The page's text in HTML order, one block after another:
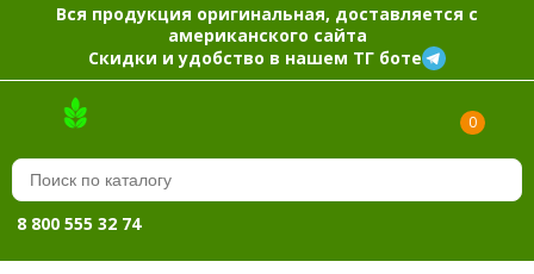
Вся продукция оригинальная, доставляется с
американского сайта
Скидки и удобство в нашем ТГ боте
0
8 800 555 32 74